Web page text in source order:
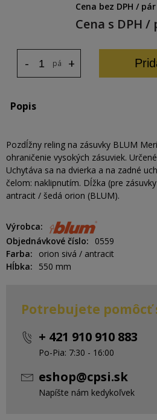
Cena bez DPH / pár
Cena s DPH /
pár +
-
Popis
Pozdĺžny reling na zásuvky BLUM
ohraničenie vysokých zásuviek.
Uchytáva sa na dvierka a na zadné
čelom: naklipnutím. Dĺžka (pre
antracit / šedá orion (BLUM).
Výrobca
Objednávkové číslo
0559
Farba
orion sivá / antracit
Hĺbka
550 mm
Potrebujete pomôcť
+ 421 910 910 883
Po-Pia: 7:30 - 16:00
eshop@cpsi.sk
Napíšte nám kedykoľvek